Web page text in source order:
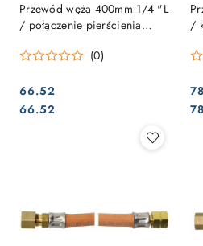
Przewód węża 400mm 1/4 "L
/ połączenie pierścienia
(0)
Cena:
66.52
Cena:
66.52
/